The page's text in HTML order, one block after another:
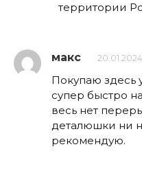
территории
макс
Покупаю здесь
супер быстро
весь нет
деталюшки ни
рекомендую.